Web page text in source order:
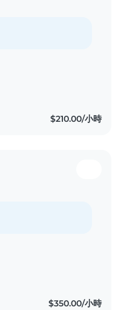
$210.00/小時
$350.00/小時